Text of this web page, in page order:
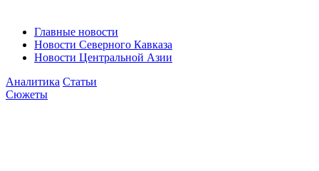
Главные новости
Новости Северного Кавказа
Новости Центральной Азии
Аналитика Статьи
Сюжеты